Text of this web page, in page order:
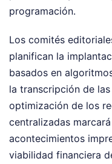
programación.
Los comités
planifican la
basados en
la transcripción de
optimización de los
centralizadas
acontecimientos
viabilidad financiera